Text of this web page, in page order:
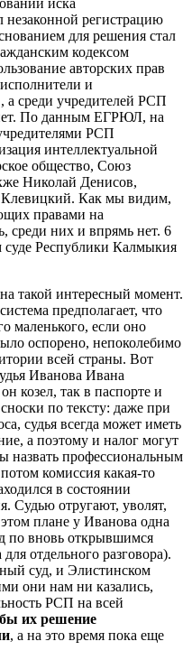
регистрацию
для решения стал
кодексом
авторских прав
и
а среди учредителей РСП
По данным ЕГРЮЛ, на
РСП
интеллектуальной
общество, Союз
Николай Денисов,
Как мы видим,
правами на
среди них и впрямь нет. 6
суде Республики Калмыкия
такой интересный момент.
предполагает, что
маленького, если оно
оспорено, непоколебимо
всей страны. Вот
Иванова Ивана
козел, так в паспорте и
по тексту: даже при
судья всегда может иметь
а поэтому и налог могут
назвать профессиональным
комиссия какая-то
в состоянии
Судью отругают, уволят,
плане у Иванова одна
по вновь открывшимся
отдельного разговора).
суд, и Элистинском
они нам ни казались,
РСП на всей
их решение
, а на это время пока еще